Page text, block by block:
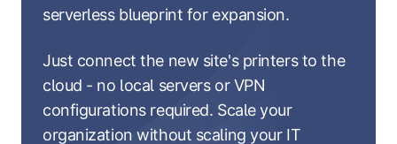
serverless blueprint for expansion.
Just connect the new site's printers to the
cloud - no local servers or VPN
configurations required. Scale your
organization without scaling your IT